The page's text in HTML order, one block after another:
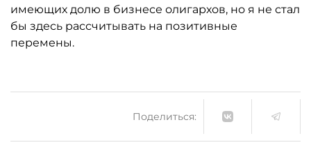
имеющих долю в бизнесе олигархов, но я не стал
бы здесь рассчитывать на позитивные
перемены.
Поделиться: